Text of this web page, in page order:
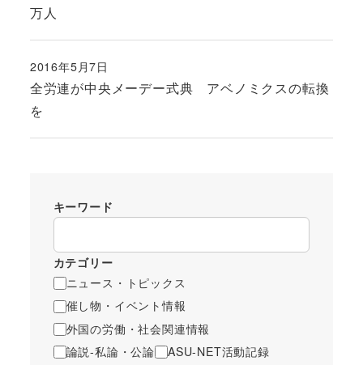
万人
全労連が中央メーデー式典 アベノミクスの転換
を
投稿日
2016年5月7日
キーワード
カテゴリー
ニュース・トピックス
催し物・イベント情報
外国の労働・社会関連情報
論説-私論・公論
ASU-NET活動記録